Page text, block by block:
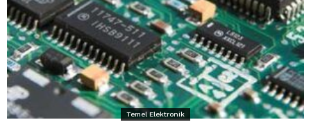
Temel Elektronik